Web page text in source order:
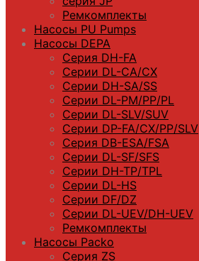
Ремкомплекты
Насосы PU Pumps
Насосы DEPA
Серия DH-FA
Серии DL-CA/CX
Серии DH-SA/SS
Серии DL-PM/РР/PL
Серии DL-SLV/SUV
Серии DP-FA/CX/PP/SLV
Серия DB-ЕSA/FSA
Серии DL-SF/SFS
Серии DН-ТP/ТPL
Серии DL-HS
Серии DF/DZ
Серии DL-UEV/DH-UEV
Ремкомплекты
Насосы Packo
Серия ZS